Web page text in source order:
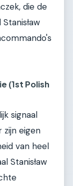
die de
(1st Polish
signaal
zijn eigen
van heel
Stanisław